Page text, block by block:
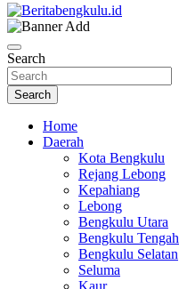
Beritabengkulu.id
Search
Search
Home
Daerah
Kota Bengkulu
Rejang Lebong
Kepahiang
Lebong
Bengkulu Utara
Bengkulu Tengah
Bengkulu Selatan
Seluma
Kaur